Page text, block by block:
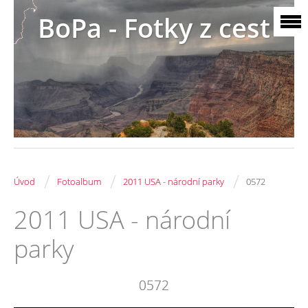
BoPa - Fotky z cest
Úvod / Fotoalbum / 2011 USA - národní parky / 0572
2011 USA - národní
parky
0572